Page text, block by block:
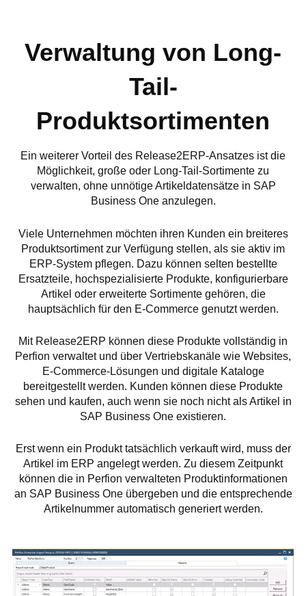
Verwaltung von Long-
Tail-
Produktsortimenten
Ein weiterer Vorteil des Release2ERP-Ansatzes ist die
Möglichkeit, große oder Long-Tail-Sortimente zu
verwalten, ohne unnötige Artikeldatensätze in SAP
Business One anzulegen.
Viele Unternehmen möchten ihren Kunden ein breiteres
Produktsortiment zur Verfügung stellen, als sie aktiv im
ERP-System pflegen. Dazu können selten bestellte
Ersatzteile, hochspezialisierte Produkte, konfigurierbare
Artikel oder erweiterte Sortimente gehören, die
hauptsächlich für den E-Commerce genutzt werden.
Mit Release2ERP können diese Produkte vollständig in
Perfion verwaltet und über Vertriebskanäle wie Websites,
E-Commerce-Lösungen und digitale Kataloge
bereitgestellt werden. Kunden können diese Produkte
sehen und kaufen, auch wenn sie noch nicht als Artikel in
SAP Business One existieren.
Erst wenn ein Produkt tatsächlich verkauft wird, muss der
Artikel im ERP angelegt werden. Zu diesem Zeitpunkt
können die in Perfion verwalteten Produktinformationen
an SAP Business One übergeben und die entsprechende
Artikelnummer automatisch generiert werden.